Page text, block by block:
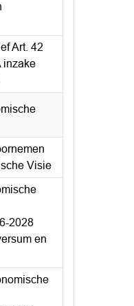
Art. 42
inzake
Visie
2028
en